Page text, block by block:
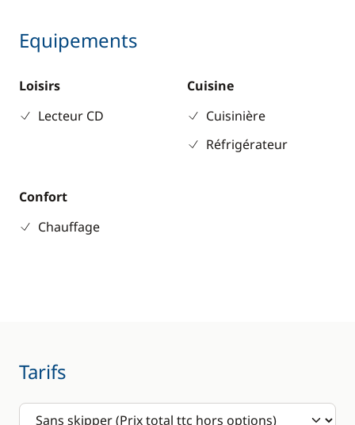
Equipements
Loisirs
Lecteur CD
Cuisine
Cuisinière
Réfrigérateur
Confort
Chauffage
Tarifs